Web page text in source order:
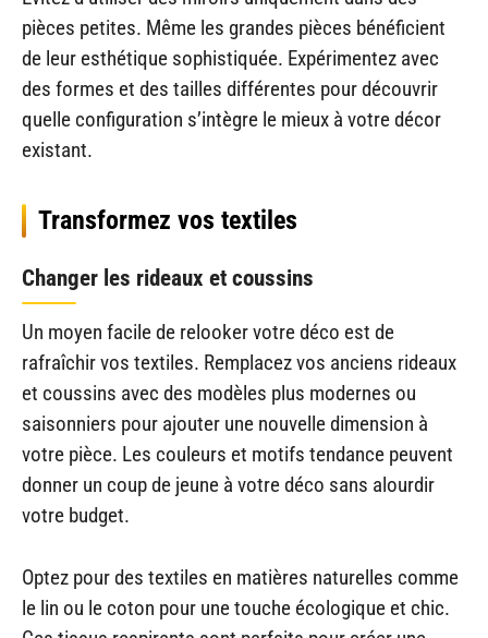
pièces petites. Même les grandes pièces bénéficient
de leur esthétique sophistiquée. Expérimentez avec
des formes et des tailles différentes pour découvrir
quelle configuration s’intègre le mieux à votre décor
existant.
Transformez vos textiles
Changer les rideaux et coussins
Un moyen facile de relooker votre déco est de
rafraîchir vos textiles. Remplacez vos anciens rideaux
et coussins avec des modèles plus modernes ou
saisonniers pour ajouter une nouvelle dimension à
votre pièce. Les couleurs et motifs tendance peuvent
donner un coup de jeune à votre déco sans alourdir
votre budget.
Optez pour des textiles en matières naturelles comme
le lin ou le coton pour une touche écologique et chic.